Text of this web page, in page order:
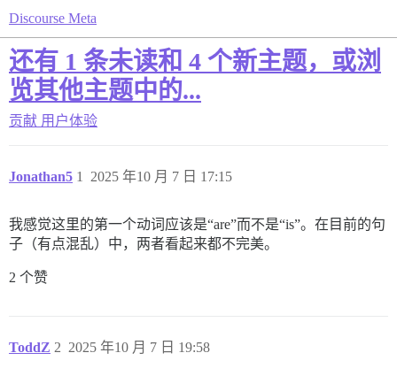
Discourse Meta
还有 1 条未读和 4 个新主题，或浏
览其他主题中的...
贡献 用户体验
Jonathan5 2025 年10 月 7 日 17:15
1
我感觉这里的第一个动词应该是“are”而不是“is”。在目前的句
子（有点混乱）中，两者看起来都不完美。
2 个赞
ToddZ 2025 年10 月 7 日 19:58
2